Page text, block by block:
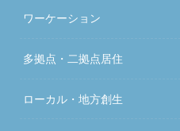
ワーケーション
多拠点・二拠点居住
ローカル・地方創生